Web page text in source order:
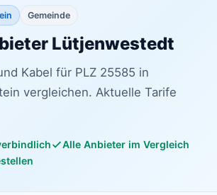
Gemeinde
Lütjenwestedt
Kabel für PLZ 25585 in
vergleichen. Aktuelle Tarife
Alle Anbieter im Vergleich